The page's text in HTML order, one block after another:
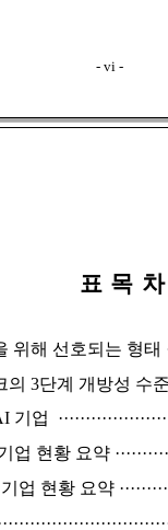
- vi -
표 목 차
위해 선호되는 형태
의 3단계 개방성 수
기업
업 현황 요약
업 현황 요약